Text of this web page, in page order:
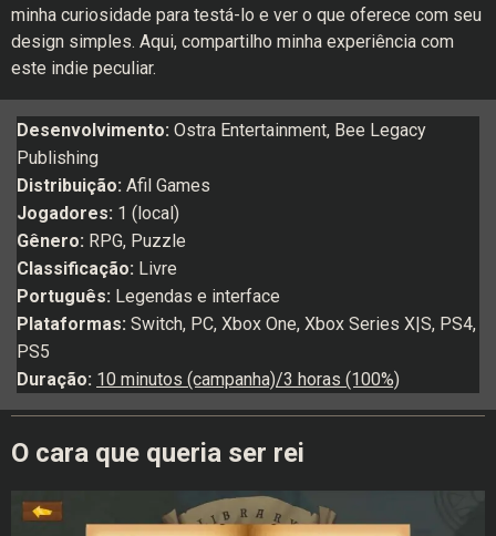
minha curiosidade para testá-lo e ver o que oferece com seu
design simples. Aqui, compartilho minha experiência com
este indie peculiar.
Desenvolvimento: Ostra Entertainment, Bee Legacy
Publishing
Distribuição: Afil Games
Jogadores: 1 (local)
Gênero: RPG, Puzzle
Classificação: Livre
Português: Legendas e interface
Plataformas: Switch, PC, Xbox One, Xbox Series X|S, PS4,
PS5
Duração: 10 minutos (campanha)/3 horas (100%)
O cara que queria ser rei